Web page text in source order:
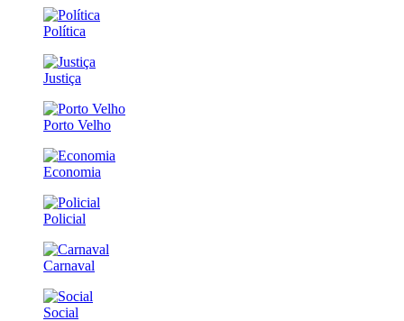
Política
Justiça
Porto Velho
Economia
Policial
Carnaval
Social